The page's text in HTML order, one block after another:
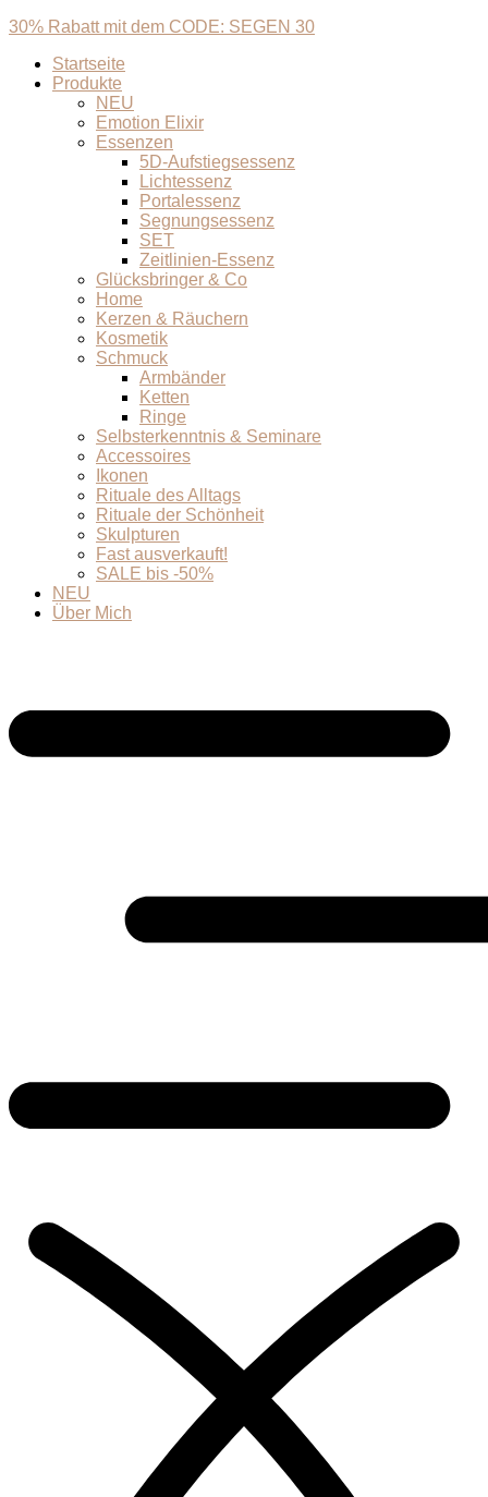
30% Rabatt mit dem CODE: SEGEN 30
Startseite
Produkte
NEU
Emotion Elixir
Essenzen
5D-Aufstiegsessenz
Lichtessenz
Portalessenz
Segnungsessenz
SET
Zeitlinien-Essenz
Glücksbringer & Co
Home
Kerzen & Räuchern
Kosmetik
Schmuck
Armbänder
Ketten
Ringe
Selbsterkenntnis & Seminare
Accessoires
Ikonen
Rituale des Alltags
Rituale der Schönheit
Skulpturen
Fast ausverkauft!
SALE bis -50%
NEU
Über Mich